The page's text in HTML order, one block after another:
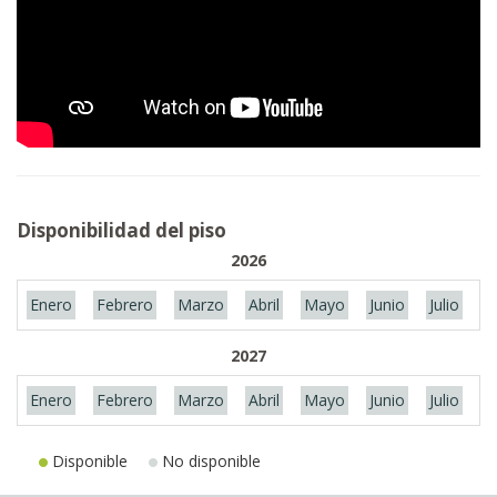
Disponibilidad del piso
2026
Enero Febrero Marzo Abril Mayo Junio Julio
2027
Enero Febrero Marzo Abril Mayo Junio Julio
Disponible No disponible